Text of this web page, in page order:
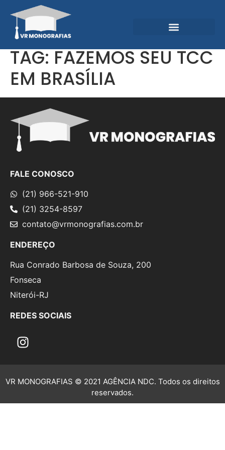
TAG:FAZEMOS SEU TCC
EM BRASÍLIA
FALE CONOSCO
(21) 966-521-910
(21) 3254-8597
contato@vrmonografias.com.br
ENDEREÇO
Rua Conrado Barbosa de Souza, 200
Fonseca
Niterói-RJ
REDES SOCIAIS
VR MONOGRAFIAS © 2021 AGÊNCIA NDC. Todos os direitos
reservados.